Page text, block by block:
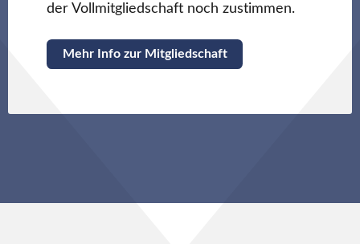
der Vollmitgliedschaft noch zustimmen.
Mehr Info zur Mitgliedschaft